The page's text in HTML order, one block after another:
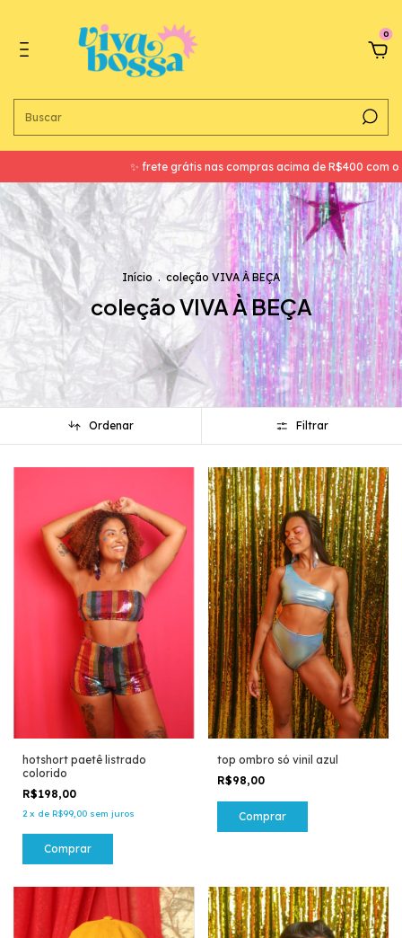
0
✨ frete grátis nas compras acima de R$400 com o cupom
Início . coleção VIVA À BEÇA
coleção VIVA À BEÇA
Ordenar Filtrar
hotshort paetê listrado
colorido
R$198,00
2 x de R$99,00 sem juros
Comprar
top ombro só vinil azul
R$98,00
Comprar